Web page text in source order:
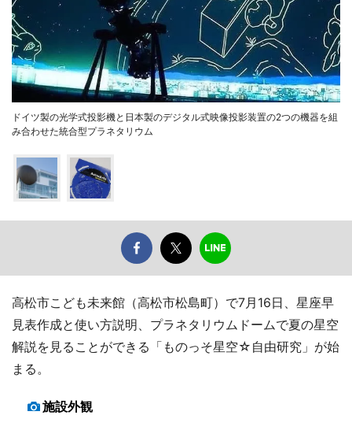
ドイツ製の光学式投影機と日本製のデジタル式映像投影装置の2つの機器を組
み合わせた統合型プラネタリウム
高松市こども未来館（高松市松島町）で7月16日、星座早
見表作成と使い方説明、プラネタリウムドームで夏の星空
解説を見ることができる「ものっそ星空☆自由研究」が始
まる。
施設外観